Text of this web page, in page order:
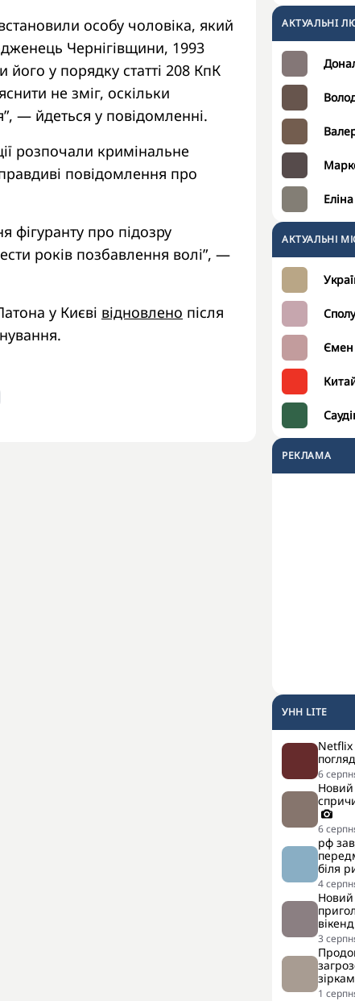
АКТУАЛЬНI
АКТУАЛЬНІ
Ємен
РЕКЛАМА
УНН LITE
6
Новий
6
рф
біля
4
вікенд
3
1
особу чоловіка, який
Чернігівщини, 1993
у порядку статті 208 КпК
не зміг, оскільки
— йдеться у повідомленні.
розпочали кримінальне
повідомлення про
фігуранту про підозру
років позбавлення волі”, —
у Києві відновлено після